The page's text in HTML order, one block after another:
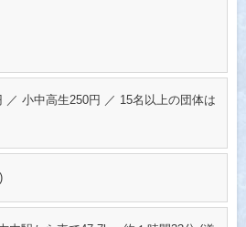
／ 小中高生250円 ／ 15名以上の団体は